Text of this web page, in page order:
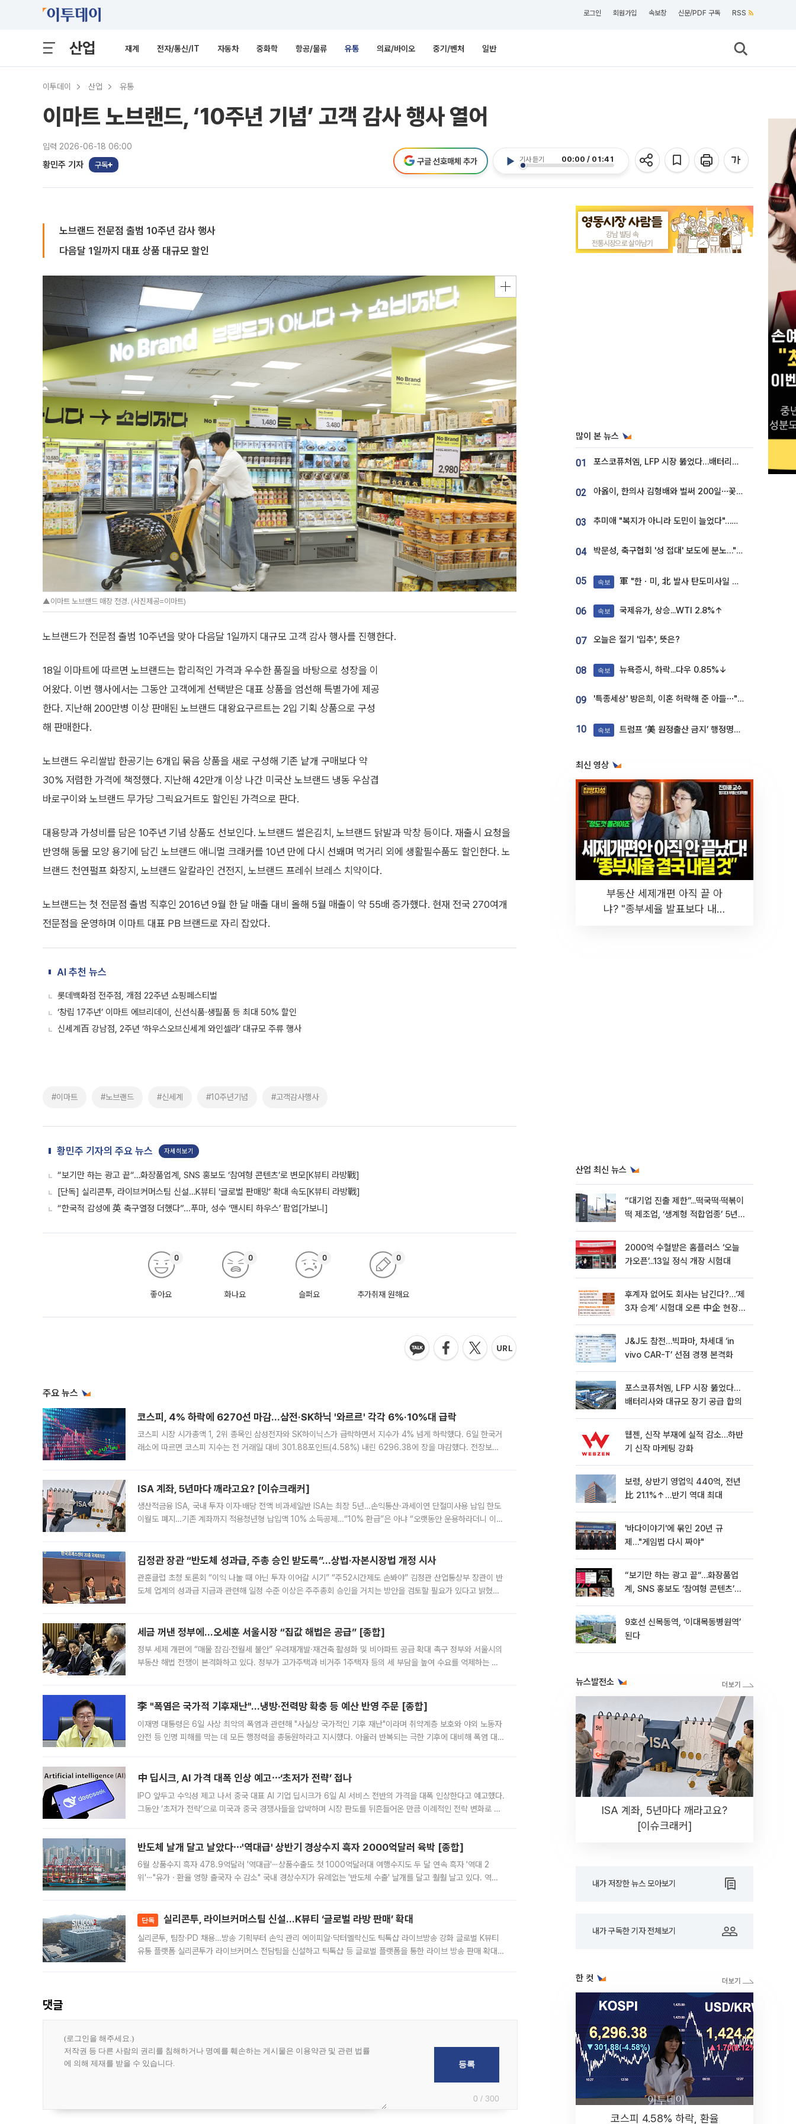
로그인 회원가입 속보창 신문/PDF 구독 RSS
산업 재계 전자/통신/IT 자동차 중화학 항공/물류 유통 의료/바이오 중기/벤처 일반
이투데이 산업 유통
이마트 노브랜드, ‘10주년 기념’ 고객 감사 행사 열어
입력 2026-06-18 06:00
황민주 기자 구독
기사 듣기 00:00 / 01:41
구글 선호매체 추가
노브랜드 전문점 출범 10주년 감사 행사
다음달 1일까지 대표 상품 대규모 할인
▲이마트 노브랜드 매장 전경. (사진제공=이마트)
노브랜드가 전문점 출범 10주년을 맞아 다음달 1일까지 대규모 고객 감사 행사를 진행한다.
18일 이마트에 따르면 노브랜드는 합리적인 가격과 우수한 품질을 바탕으로 성장을 이
어왔다. 이번 행사에서는 그동안 고객에게 선택받은 대표 상품을 엄선해 특별가에 제공
한다. 지난해 200만병 이상 판매된 노브랜드 대왕요구르트는 2입 기획 상품으로 구성
해 판매한다.
노브랜드 우리쌀밥 한공기는 6개입 묶음 상품을 새로 구성해 기존 낱개 구매보다 약
30% 저렴한 가격에 책정했다. 지난해 42만개 이상 나간 미국산 노브랜드 냉동 우삼겹
바로구이와 노브랜드 무가당 그릭요거트도 할인된 가격으로 판다.
대용량과 가성비를 담은 10주년 기념 상품도 선보인다. 노브랜드 썰은김치, 노브랜드 닭발과 막창 등이다. 재출시 요청을
반영해 동물 모양 용기에 담긴 노브랜드 애니멀 크래커를 10년 만에 다시 선봬며 먹거리 외에 생활필수품도 할인한다. 노
브랜드 천연펄프 화장지, 노브랜드 알칼라인 건전지, 노브랜드 프레쉬 브레스 치약이다.
노브랜드는 첫 전문점 출범 직후인 2016년 9월 한 달 매출 대비 올해 5월 매출이 약 55배 증가했다. 현재 전국 270여개
전문점을 운영하며 이마트 대표 PB 브랜드로 자리 잡았다.
AI 추천 뉴스
롯데백화점 전주점, 개점 22주년 쇼핑페스티벌
‘창립 17주년’ 이마트 에브리데이, 신선식품·생필품 등 최대 50% 할인
신세계百 강남점, 2주년 ‘하우스오브신세계 와인셀라’ 대규모 주류 행사
#이마트 #노브랜드 #신세계 #10주년기념 #고객감사행사
황민주 기자의 주요 뉴스 자세히보기
“보기만 하는 광고 끝“…화장품업계, SNS 홍보도 ‘참여형 콘텐츠’로 변모[K뷰티 라방戰]
[단독] 실리콘투, 라이브커머스팀 신설…K뷰티 ‘글로벌 판매망’ 확대 속도[K뷰티 라방戰]
“한국적 감성에 英 축구열정 더했다”...푸마, 성수 ‘맨시티 하우스’ 팝업[가보니]
좋아요
0
화나요
0
슬퍼요
0
추가취재 원해요
0
주요 뉴스
코스피, 4% 하락에 6270선 마감…삼전·SK하닉 '와르르' 각각 6%·10%대 급락
코스피 시장 시가총액 1, 2위 종목인 삼성전자와 SK하이닉스가 급락하면서 지수가 4% 넘게 하락했다. 6일 한국거
래소에 따르면 코스피 지수는 전 거래일 대비 301.88포인트(4.58%) 내린 6296.38에 장을 마감했다. 전장보다
ISA 계좌, 5년마다 깨라고요? [이슈크래커]
생산적금융 ISA, 국내 투자 이자·배당 전액 비과세일반 ISA는 최장 5년…손익통산·과세이연 단절미사용 납입 한도
이월도 폐지…기존 계좌까지 적용청년형 납입액 10% 소득공제…“10% 환급”은 아냐 “오랫동안 운용하라더니 이제
김정관 장관 “반도체 성과급, 주총 승인 받도록”…상법·자본시장법 개정 시사
관훈클럽 초청 토론회 “이익 나눌 때 아닌 투자 이어갈 시기” “주52시간제도 손봐야” 김정관 산업통상부 장관이 반
도체 업계의 성과급 지급과 관련해 일정 수준 이상은 주주총회 승인을 거치는 방안을 검토할 필요가 있다고 밝혔다.
세금 꺼낸 정부에…오세훈 서울시장 “집값 해법은 공급” [종합]
정부 세제 개편에 “매물 잠김·전월세 불안” 우려재개발·재건축 활성화 및 비아파트 공급 확대 촉구 정부와 서울시의
부동산 해법 전쟁이 본격화하고 있다. 정부가 고가주택과 비거주 1주택자 등의 세 부담을 높여 수요를 억제하는 카
李 "폭염은 국가적 기후재난"…냉방·전력망 확충 등 예산 반영 주문 [종합]
이재명 대통령은 6일 사상 최악의 폭염과 관련해 "사실상 국가적인 기후 재난"이라며 취약계층 보호와 야외 노동자
안전 등 인명 피해를 막는 데 모든 행정력을 총동원하라고 지시했다. 아울러 반복되는 극한 기후에 대비해 폭염 대응
中 딥시크, AI 가격 대폭 인상 예고⋯‘초저가 전략’ 접나
IPO 앞두고 수익성 제고 나서 중국 대표 AI 기업 딥시크가 6일 AI 서비스 전반의 가격을 대폭 인상한다고 예고했다.
그동안 ‘초저가 전략’으로 미국과 중국 경쟁사들을 압박하며 시장 판도를 뒤흔들어온 만큼 이례적인 전략 변화로 평
반도체 날개 달고 날았다⋯'역대급' 상반기 경상수지 흑자 2000억달러 육박 [종합]
6월 상품수지 흑자 478.9억달러 '역대급'⋯상품수출도 첫 1000억달러대 여행수지도 두 달 연속 흑자 '역대 2
위'⋯"유가ㆍ환율 영향 출국자 수 감소" 국내 경상수지가 유례없는 '반도체 수출' 날개를 달고 훨훨 날고 있다. 역대
단독 실리콘투, 라이브커머스팀 신설…K뷰티 ‘글로벌 라방 판매’ 확대
실리콘투, 팀장·PD 채용…방송 기획부터 손익 관리 에이피알·닥터멜락신도 틱톡샵 라이브방송 강화 글로벌 K뷰티
유통 플랫폼 실리콘투가 라이브커머스 전담팀을 신설하고 틱톡샵 등 글로벌 플랫폼을 통한 라이브 방송 판매 확대에
댓글
0 / 300
많이 본 뉴스
01 포스코퓨처엠, LFP 시장 뚫었다…배터리사와 대규모 장기 공급 합의
02 아옳이, 한의사 김형배와 벌써 200일⋯꽃다발 들고 "프러포즈 아냐"
03 추미애 "복지가 아니라 도민이 늘었다"…재정난 책임론 정면돌파
04 박문성, 축구협회 '성 접대' 보도에 분노…"다 말아먹으려고 작정했나"
05 속보 軍 "한ㆍ미, 北 발사 탄도미사일 제원 정밀분석 중"
06 속보 국제유가, 상승...WTI 2.8%↑
07 오늘은 절기 '입추', 뜻은?
08 속보 뉴욕증시, 하락...다우 0.85%↓
09 '특종세상' 방은희, 이혼 허락해 준 아들⋯"너무 잘 커줬다" 오열
10 속보 트럼프 ‘美 원정출산 금지’ 행정명령 서명
최신 영상
부동산 세제개편 아직 끝 아
냐? "종부세율 발표보다 내릴
산업 최신 뉴스
“대기업 진출 제한”...떡국떡·떡볶이
떡 제조업, ‘생계형 적합업종’ 5년
2000억 수혈받은 홈플러스 ‘오늘
가오픈’...13일 정식 개장 시험대
후계자 없어도 회사는 남긴다?…‘제
3자 승계’ 시험대 오른 中企 현장
J&J도 참전…빅파마, 차세대 ‘in
vivo CAR-T’ 선점 경쟁 본격화
포스코퓨처엠, LFP 시장 뚫었다…
배터리사와 대규모 장기 공급 합의
웹젠, 신작 부재에 실적 감소…하반
기 신작 마케팅 강화
보령, 상반기 영업익 440억, 전년
比 21.1%↑…반기 역대 최대
'바다이야기'에 묶인 20년 규
제…"게임법 다시 짜야"
“보기만 하는 광고 끝“…화장품업
계, SNS 홍보도 ‘참여형 콘텐츠’로
9호선 신목동역, ‘이대목동병원역’
된다
뉴스발전소
ISA 계좌, 5년마다 깨라고요?
[이슈크래커]
내가 저장한 뉴스 모아보기
내가 구독한 기자 전체보기
한 컷
코스피 4.58% 하락, 환율